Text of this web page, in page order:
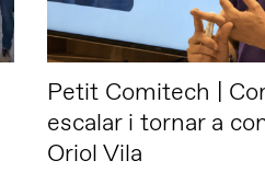
Petit Comitech |
escalar i tornar a
Oriol Vila